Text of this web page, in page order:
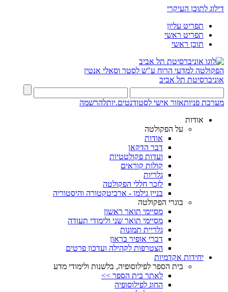
דילוג לתוכן העיקרי
תפריט עליון
תפריט ראשי
תוכן ראשי
הפקולטה למדעי הרוח ע"ש לסטר וסאלי אנטין
אוניברסיטת תל אביב
מערכת פניותאזור אישי לסטודנטים.יותלהרשמה
אודות
על הפקולטה
אודות
דבר הדקאן
ועדות פקולטטיות
קולות קוראים
גלריות
לזכר חללי הפקולטה
בניין גילמן - ארכיטקטורה והיסטוריה
בוגרי הפקולטה
מסיימי תואר ראשון
מסיימי תואר שני ולימודי תעודה
גלריית תמונות
דברי אופיר בראון
הצטרפות לקהילה ועדכון פרטים
יחידות אקדמיות
בית הספר לפילוסופיה, בלשנות ולימודי מדע
לאתר בית הספר >>
החוג לפילוסופיה